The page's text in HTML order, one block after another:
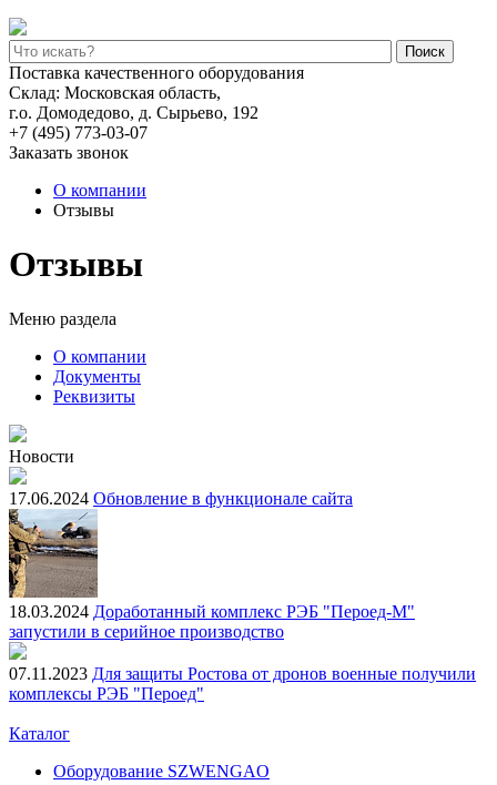
Поиск
Поставка качественного оборудования
Склад: Московская область,
г.о. Домодедово, д. Сырьево, 192
+7 (495) 773-03-07
Заказать звонок
О компании
Отзывы
Отзывы
Меню раздела
О компании
Документы
Реквизиты
Новости
17.06.2024 Обновление в функционале сайта
18.03.2024 Доработанный комплекс РЭБ "Пероед-М"
запустили в серийное производство
07.11.2023 Для защиты Ростова от дронов военные получили
комплексы РЭБ "Пероед"
Каталог
Оборудование SZWENGAO